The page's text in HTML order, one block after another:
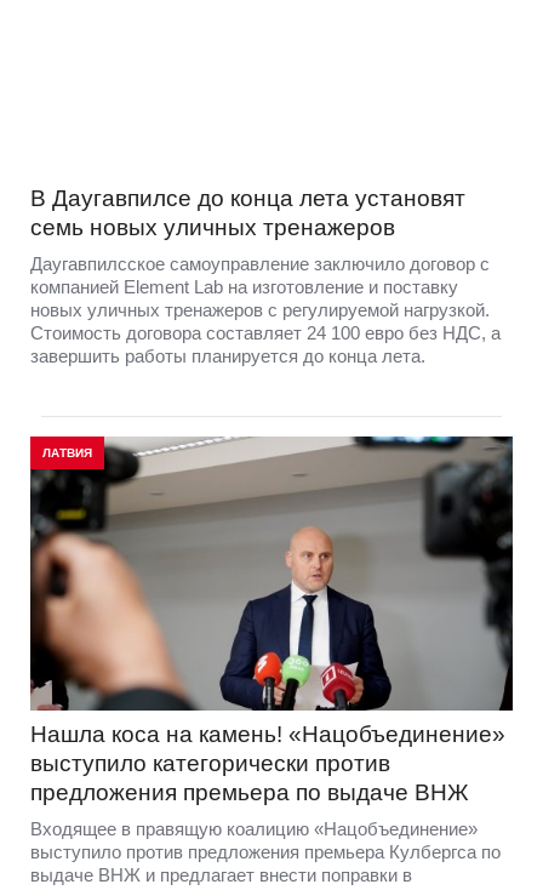
В Даугавпилсе до конца лета установят
семь новых уличных тренажеров
Даугавпилсское самоуправление заключило договор с
компанией Element Lab на изготовление и поставку
новых уличных тренажеров с регулируемой нагрузкой.
Стоимость договора составляет 24 100 евро без НДС, а
завершить работы планируется до конца лета.
ЛАТВИЯ
Нашла коса на камень! «Нацобъединение»
выступило категорически против
предложения премьера по выдаче ВНЖ
Входящее в правящую коалицию «Нацобъединение»
выступило против предложения премьера Кулбергса по
выдаче ВНЖ и предлагает внести поправки в